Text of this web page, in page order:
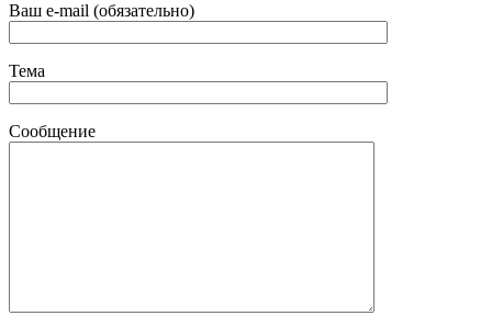
Ваш e-mail (обязательно)
Тема
Сообщение